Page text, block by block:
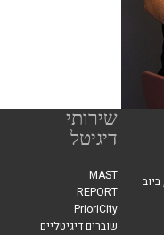
שירותי
דיגיטל
MAST
REPORT
PrioriCity
שוברים דיגיטליים